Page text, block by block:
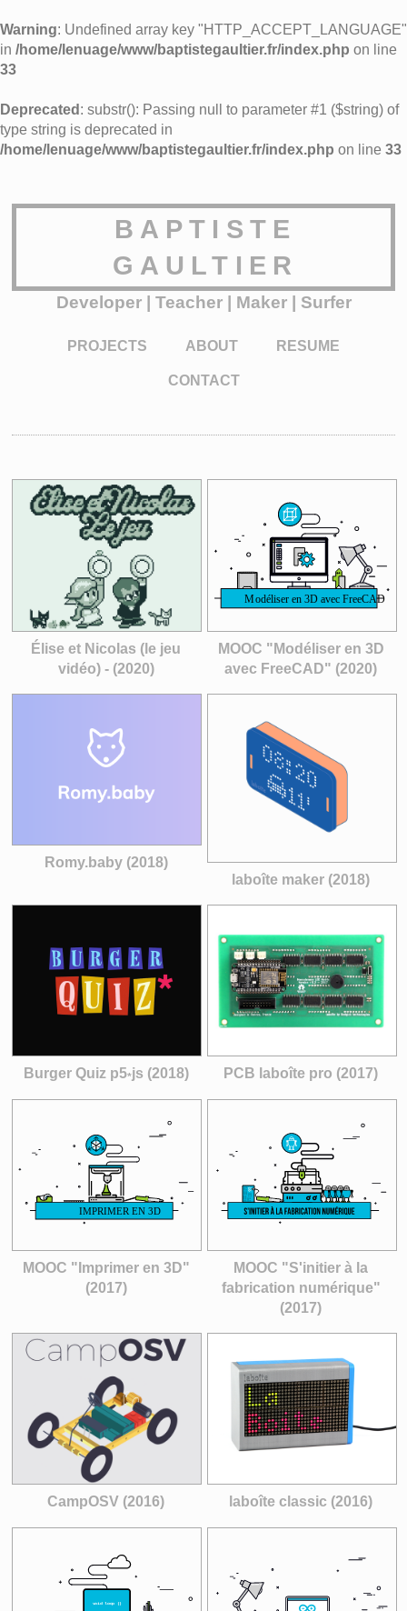
Warning: Undefined array key "HTTP_ACCEPT_LANGUAGE"
in /home/lenuage/www/baptistegaultier.fr/index.php on line
33
Deprecated : substr(): Passing null to parameter #1 ($string) of
type string is deprecated in
/home/lenuage/www/baptistegaultier.fr/index.php on line 33
BAPTISTE
GAULTIER
Developer | Teacher | Maker | Surfer
PROJECTS ABOUT RESUME
CONTACT
Élise et Nicolas (le jeu
vidéo) - (2020)
MOOC "Modéliser en 3D
avec FreeCAD" (2020)
Romy.baby (2018)
laboîte maker (2018)
Burger Quiz p5*js (2018) PCB laboîte pro (2017)
MOOC "Imprimer en 3D"
(2017)
MOOC "S'initier à la
fabrication numérique"
(2017)
CampOSV (2016) laboîte classic (2016)